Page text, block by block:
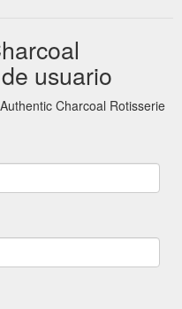
usuario
Charcoal Rotisserie